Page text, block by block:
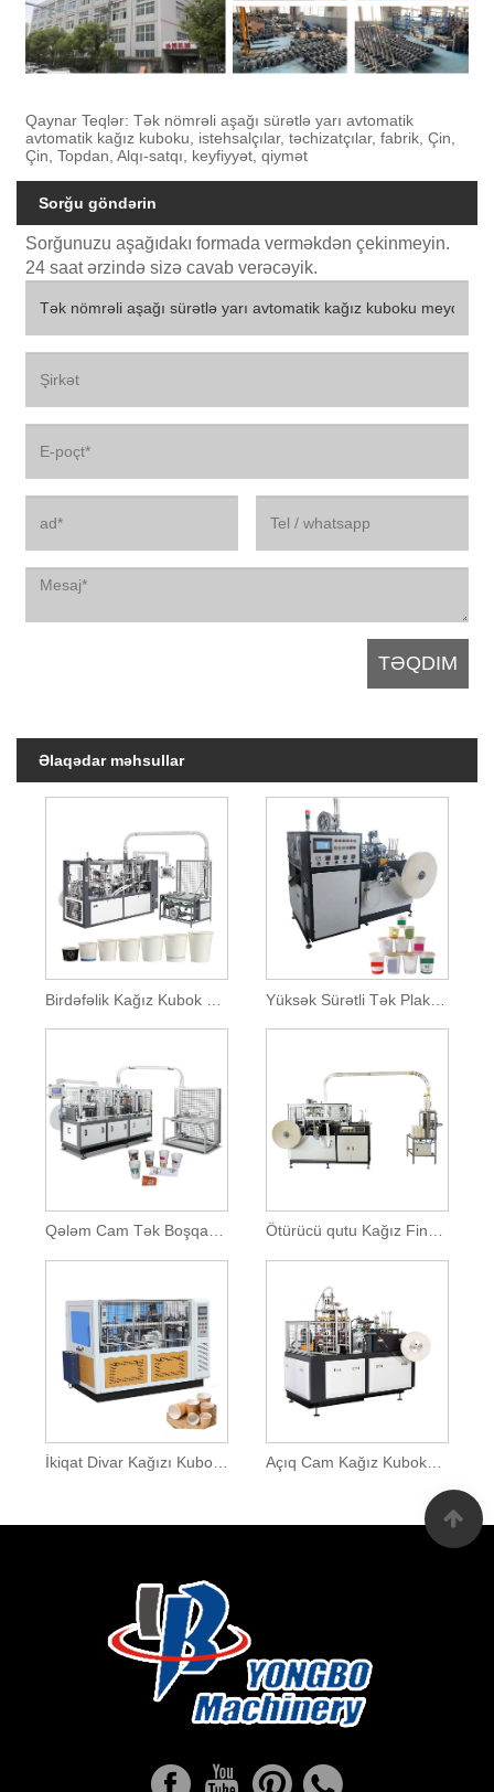
Qaynar Teqlər: Tək nömrəli aşağı sürətlə yarı avtomatik
avtomatik kağız kuboku, istehsalçılar, təchizatçılar, fabrik, Çin,
Çin, Topdan, Alqı-satqı, keyfiyyət, qiymət
Sorğu göndərin
Sorğunuzu aşağıdakı formada verməkdən çekinmeyin.
24 saat ərzində sizə cavab verəcəyik.
Əlaqədar məhsullar
Qələm Cam Tək Boşqab Orta Sürətli Kağız Kubok Maşını Ötürücü qutu Kağız Fincan Maşın
İkiqat Divar Kağızı Kuboku Qol Maşını Açıq Cam Kağız Kuboku Maşını